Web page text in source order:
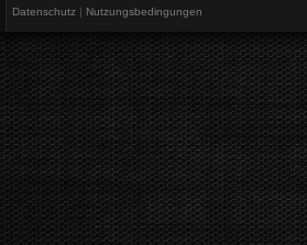
Datenschutz | Nutzungsbedingungen